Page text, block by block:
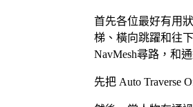
首先各位最好有用
梯、橫向跳躍和往
NavMesh尋路，和
先把 Auto Traverse